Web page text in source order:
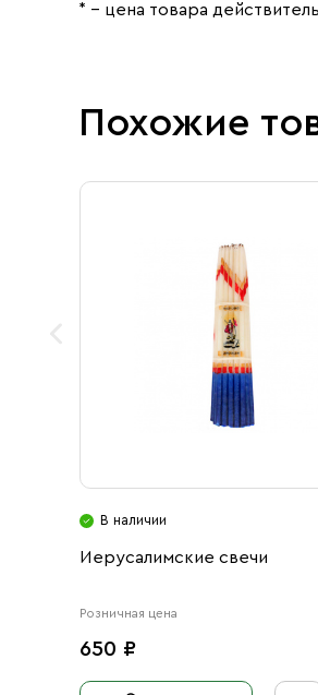
* – цена товара
Похожие
В наличии
Иерусалимские свечи
Розничная цена
650 ₽